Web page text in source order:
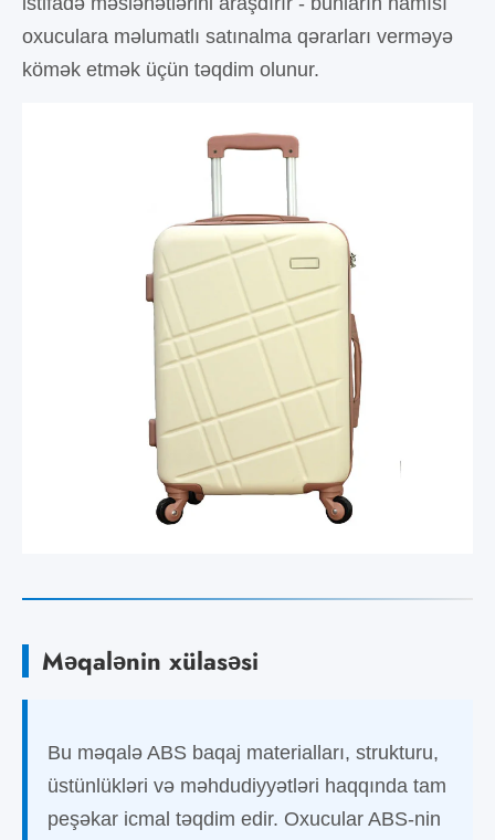
oxuculara məlumatlı satınalma qərarları verməyə
kömək etmək üçün təqdim olunur.
Məqalənin xülasəsi
Bu məqalə ABS baqaj materialları, strukturu,
üstünlükləri və məhdudiyyətləri haqqında tam
peşəkar icmal təqdim edir. Oxucular ABS-nin